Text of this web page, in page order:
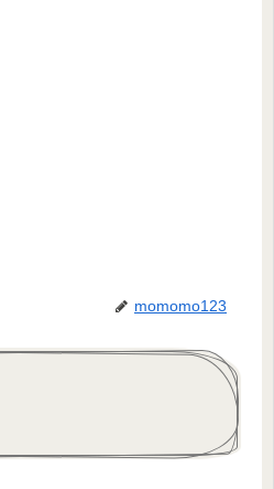
momomo123